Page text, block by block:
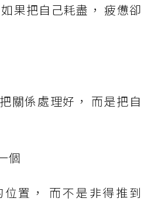
果把自己耗盡， 疲憊卻
關係處理好， 而是把自
個
位置， 而不是非得推到